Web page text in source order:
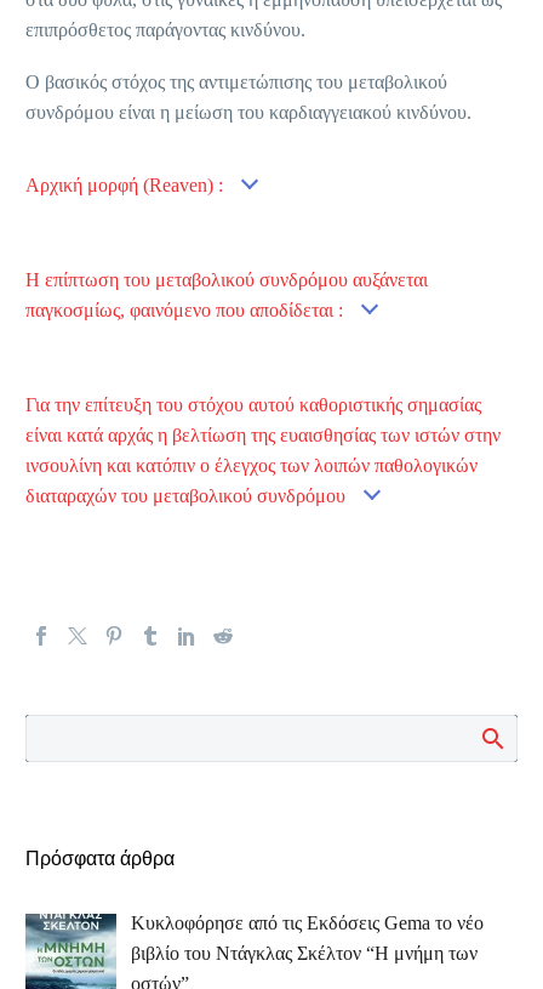
επιπρόσθετος παράγοντας κινδύνου.
Ο βασικός στόχος της αντιμετώπισης του μεταβολικού
συνδρόμου είναι η μείωση του καρδιαγγειακού κινδύνου.
Αρχική μορφή (Reaven) :
Η επίπτωση του μεταβολικού συνδρόμου αυξάνεται
παγκοσμίως, φαινόμενο που αποδίδεται :
Για την επίτευξη του στόχου αυτού καθοριστικής σημασίας
είναι κατά αρχάς η βελτίωση της ευαισθησίας των ιστών στην
ινσουλίνη και κατόπιν ο έλεγχος των λοιπών παθολογικών
διαταραχών του μεταβολικού συνδρόμου
Πρόσφατα άρθρα
Κυκλοφόρησε από τις Εκδόσεις Gema το νέο
βιβλίο του Ντάγκλας Σκέλτον “Η μνήμη των
οστών”